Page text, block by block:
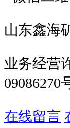
山东鑫海
业务经营
09086270
在线留言